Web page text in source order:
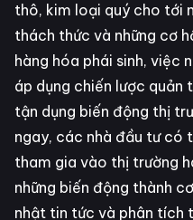
thô, kim loại quý cho tới
thách thức và những cơ
hàng hóa phái sinh, việc
áp dụng chiến lược quản
tận dụng biến động thị
ngay, các nhà đầu tư có
tham gia vào thị trường
những biến động thành
nhật tin tức và phân tích